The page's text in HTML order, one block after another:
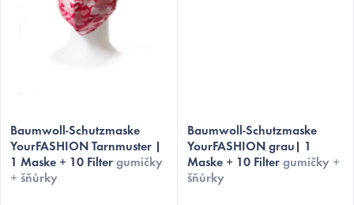
durchschnittliche
Produktbewertung
ist
4,8
Baumwoll-Schutzmaske
YourFASHION Tarnmuster |
1 Maske + 10 Filter gumičky
+ šňůrky
durchschnittliche
Produktbewertung
ist
5,0
Baumwoll-Schutzmaske
YourFASHION grau| 1
Maske + 10 Filter gumičky +
šňůrky